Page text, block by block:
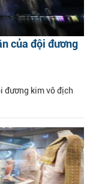
của đội đương
đương kim vô địch